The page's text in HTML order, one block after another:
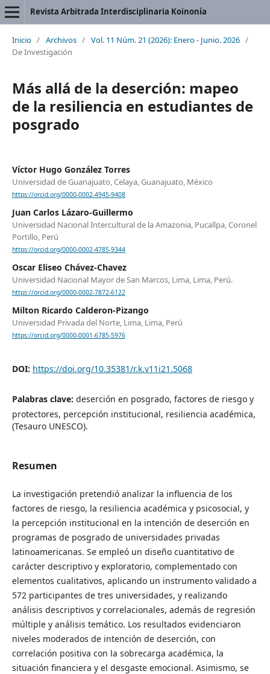
Revista Arbitrada Interdisciplinaria Koinonía
Inicio / Archivos / Vol. 11 Núm. 21 (2026): Enero - Junio. 2026 /
De Investigación
Más allá de la deserción: mapeo
de la resiliencia en estudiantes de
posgrado
Víctor Hugo González Torres
Universidad de Guanajuato, Celaya, Guanajuato, México
https://orcid.org/0000-0002-4945-9408
Juan Carlos Lázaro-Guillermo
Universidad Nacional Intercultural de la Amazonia, Pucallpa, Coronel
Portillo, Perú
https://orcid.org/0000-0002-4785-9344
Oscar Eliseo Chávez-Chavez
Universidad Nacional Mayor de San Marcos, Lima, Lima, Perú.
https://orcid.org/0000-0002-7872-6122
Milton Ricardo Calderon-Pizango
Universidad Privada del Norte, Lima, Lima, Perú
https://orcid.org/0000-0001-6785-5976
DOI: https://doi.org/10.35381/r.k.v11i21.5068
Palabras clave: deserción en posgrado, factores de riesgo y
protectores, percepción institucional, resiliencia académica,
(Tesauro UNESCO).
Resumen
La investigación pretendió analizar la influencia de los
factores de riesgo, la resiliencia académica y psicosocial, y
la percepción institucional en la intención de deserción en
programas de posgrado de universidades privadas
latinoamericanas. Se empleó un diseño cuantitativo de
carácter descriptivo y exploratorio, complementado con
elementos cualitativos, aplicando un instrumento validado a
572 participantes de tres universidades, y realizando
análisis descriptivos y correlacionales, además de regresión
múltiple y análisis temático. Los resultados evidenciaron
niveles moderados de intención de deserción, con
correlación positiva con la sobrecarga académica, la
situación financiera y el desgaste emocional. Asimismo, se